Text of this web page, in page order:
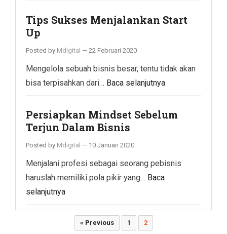
Tips Sukses Menjalankan Start
Up
Posted by Mdigital — 22 Februari 2020
Mengelola sebuah bisnis besar, tentu tidak akan
bisa terpisahkan dari… Baca selanjutnya
Persiapkan Mindset Sebelum
Terjun Dalam Bisnis
Posted by Mdigital — 10 Januari 2020
Menjalani profesi sebagai seorang pebisnis
haruslah memiliki pola pikir yang… Baca
selanjutnya
« Previous 1 2